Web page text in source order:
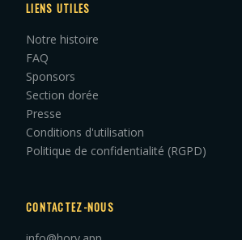
LIENS UTILES
Notre histoire
FAQ
Sponsors
Section dorée
Presse
Conditions d'utilisation
Politique de confidentialité (RGPD)
CONTACTEZ-NOUS